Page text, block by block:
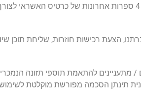
תשלומים ללקוחות החברה. החברה לא שומרת את פרטי כרטיס האשראי של הלקוח, אך שומרת 4
הצעת רכישות חוזרות, שליחת תוכן
/ מתעניינים להתאמת תוספי תזונה
תינתן הסכמה מפורשת מוקלטת